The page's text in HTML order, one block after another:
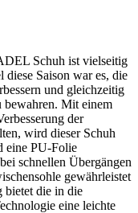
Schuh ist vielseitig
Saison war es, die
und gleichzeitig
bewahren. Mit einem
der
wird dieser Schuh
eine PU-Folie
schnellen Übergängen
gewährleistet
bietet die in die
eine leichte